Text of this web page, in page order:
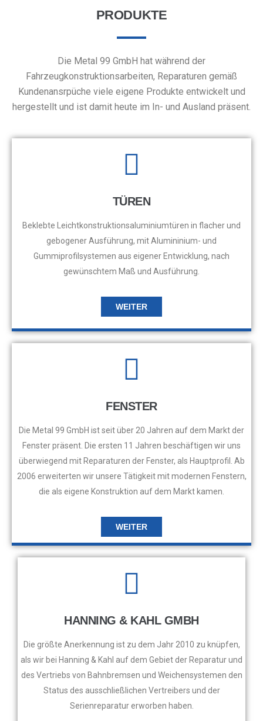
PRODUKTE
Die Metal 99 GmbH hat während der
Fahrzeugkonstruktionsarbeiten, Reparaturen gemäß
Kundenansrpüche viele eigene Produkte entwickelt und
hergestellt und ist damit heute im In- und Ausland präsent.
TÜREN
Beklebte Leichtkonstruktionsaluminiumtüren in flacher und
gebogener Ausführung, mit Alumininium- und
Gummiprofilsystemen aus eigener Entwicklung, nach
gewünschtem Maß und Ausführung.
WEITER
FENSTER
Die Metal 99 GmbH ist seit über 20 Jahren auf dem Markt der
Fenster präsent. Die ersten 11 Jahren beschäftigen wir uns
überwiegend mit Reparaturen der Fenster, als Hauptprofil. Ab
2006 erweiterten wir unsere Tätigkeit mit modernen Fenstern,
die als eigene Konstruktion auf dem Markt kamen.
WEITER
HANNING & KAHL GMBH
Die größte Anerkennung ist zu dem Jahr 2010 zu knüpfen,
als wir bei Hanning & Kahl auf dem Gebiet der Reparatur und
des Vertriebs von Bahnbremsen und Weichensystemen den
Status des ausschließlichen Vertreibers und der
Serienreparatur erworben haben.